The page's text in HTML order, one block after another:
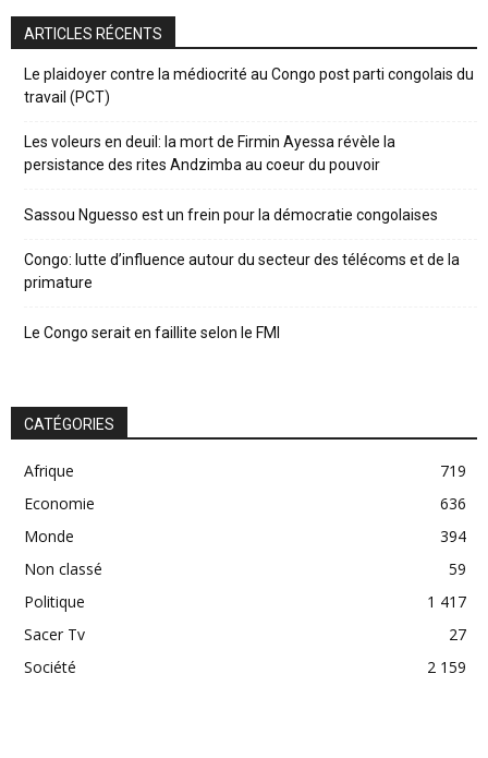
ARTICLES RÉCENTS
Le plaidoyer contre la médiocrité au Congo post parti congolais du
travail (PCT)
Les voleurs en deuil: la mort de Firmin Ayessa révèle la
persistance des rites Andzimba au coeur du pouvoir
Sassou Nguesso est un frein pour la démocratie congolaises
Congo: lutte d’influence autour du secteur des télécoms et de la
primature
Le Congo serait en faillite selon le FMI
CATÉGORIES
Afrique
719
Economie
636
Monde
394
Non classé
59
Politique
1 417
Sacer Tv
27
Société
2 159